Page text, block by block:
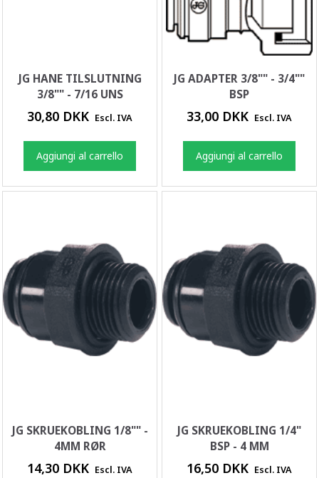
JG HANE TILSLUTNING
3/8"" - 7/16 UNS
30,80 DKK Escl. IVA
Aggiungi al carrello
JG ADAPTER 3/8"" - 3/4""
BSP
33,00 DKK Escl. IVA
Aggiungi al carrello
JG SKRUEKOBLING 1/8"" -
4MM RØR
14,30 DKK Escl. IVA
JG SKRUEKOBLING 1/4"
BSP - 4 MM
16,50 DKK Escl. IVA